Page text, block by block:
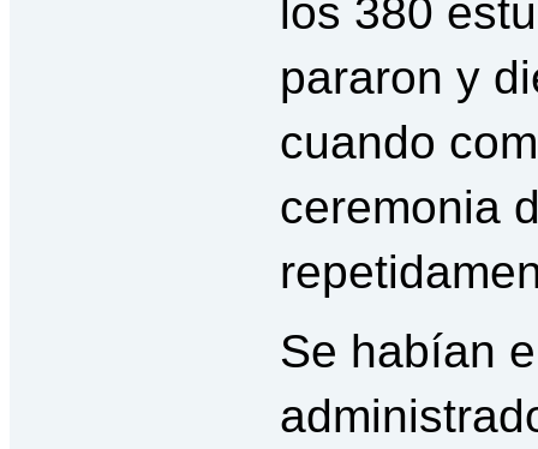
los 380
pararon y
cuando
ceremonia
Se habían